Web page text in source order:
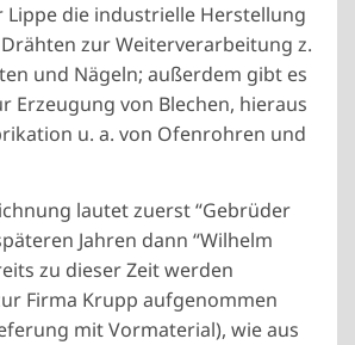
Lippe die industrielle Herstellung
zur Weiterverarbeitung z.
und Nägeln; außerdem gibt es
Erzeugung von Blechen, hieraus
u. a. von Ofenrohren und
lautet zuerst “Gebrüder
Jahren dann “Wilhelm
zu dieser Zeit werden
Firma Krupp aufgenommen
mit Vormaterial), wie aus